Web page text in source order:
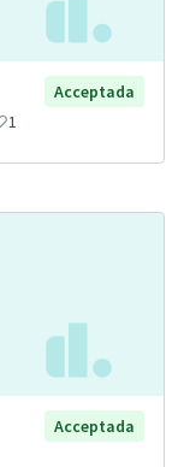
Acceptada
1
Acceptada